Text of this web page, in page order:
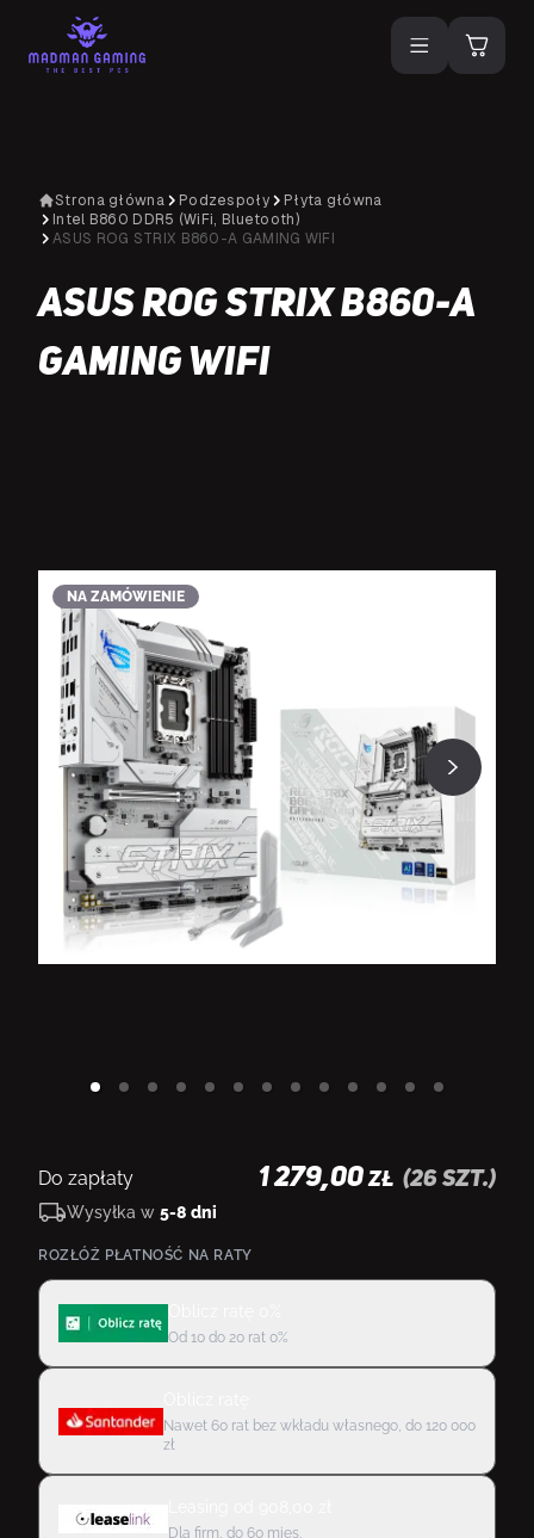
Strona główna Podzespoły
Płyta główna
Intel B860 DDR5 (WiFi, Bluetooth)
ASUS ROG STRIX B860-A GAMING WIFI
ASUS ROG STRIX B860-A
GAMING WIFI
NA ZAMÓWIENIE
Do zapłaty 1 279,00 ZŁ (26 szt.)
Wysyłka w 5-8 dni
ROZŁÓŻ PŁATNOŚĆ NA RATY
Od 10 do 20 rat 0%
Nawet 60 rat bez wkładu własnego, do 120 000
zł
Dla firm, do 60 mies.